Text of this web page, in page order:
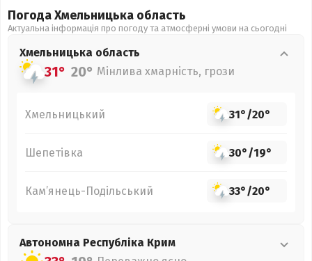
Погода Хмельницька область
Актуальна інформація про погоду та атмосферні умови на сьогодні
Хмельницька область
31° 20° Мінлива хмарність, грози
Хмельницький 31°/20°
Шепетівка 30°/19°
Кам’янець-Подільський 33°/20°
Автономна Республіка Крим